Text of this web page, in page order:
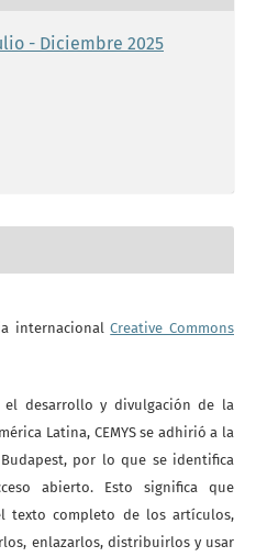
- Diciembre 2025
internacionalCreative Commons
desarrollo y divulgación de la
Latina, CEMYS se adhirió a la
por lo que se identifica
abierto. Esto significa que
texto completo de los artículos,
enlazarlos, distribuirlos y usar